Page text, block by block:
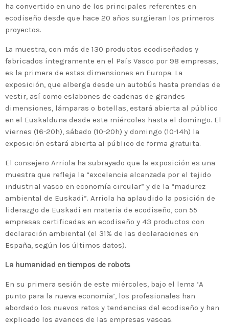
ha convertido en uno de los principales referentes en
ecodiseño desde que hace 20 años surgieran los primeros
proyectos.
La muestra, con más de 130 productos ecodiseñados y
fabricados íntegramente en el País Vasco por 98 empresas,
es la primera de estas dimensiones en Europa. La
exposición, que alberga desde un autobús hasta prendas de
vestir, así como eslabones de cadenas de grandes
dimensiones, lámparas o botellas, estará abierta al público
en el Euskalduna desde este miércoles hasta el domingo. El
viernes (16-20h), sábado (10-20h) y domingo (10-14h) la
exposición estará abierta al público de forma gratuita.
El consejero Arriola ha subrayado que la exposición es una
muestra que refleja la “excelencia alcanzada por el tejido
industrial vasco en economía circular” y de la “madurez
ambiental de Euskadi”. Arriola ha aplaudido la posición de
liderazgo de Euskadi en materia de ecodiseño, con 55
empresas certificadas en ecodiseño y 43 productos con
declaración ambiental (el 31% de las declaraciones en
España, según los últimos datos).
La humanidad en tiempos de robots
En su primera sesión de este miércoles, bajo el lema ‘A
punto para la nueva economía’, los profesionales han
abordado los nuevos retos y tendencias del ecodiseño y han
explicado los avances de las empresas vascas.